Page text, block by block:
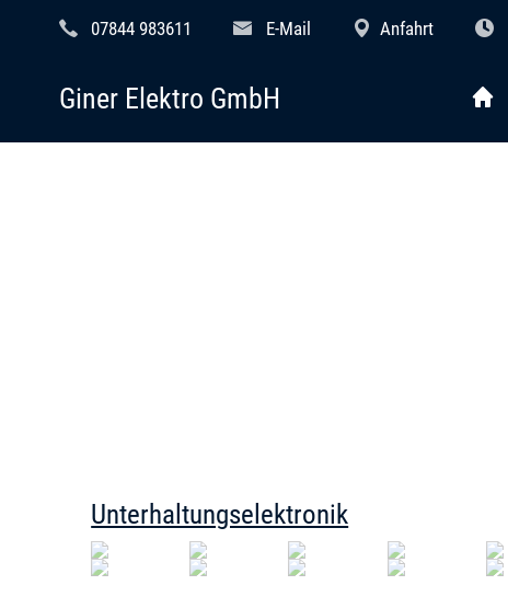
07844 983611 E-Mail Anfahrt
Giner Elektro GmbH
Unterhaltungselektronik